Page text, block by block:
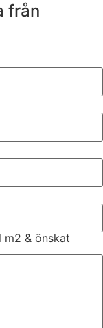
från
m2 & önskat